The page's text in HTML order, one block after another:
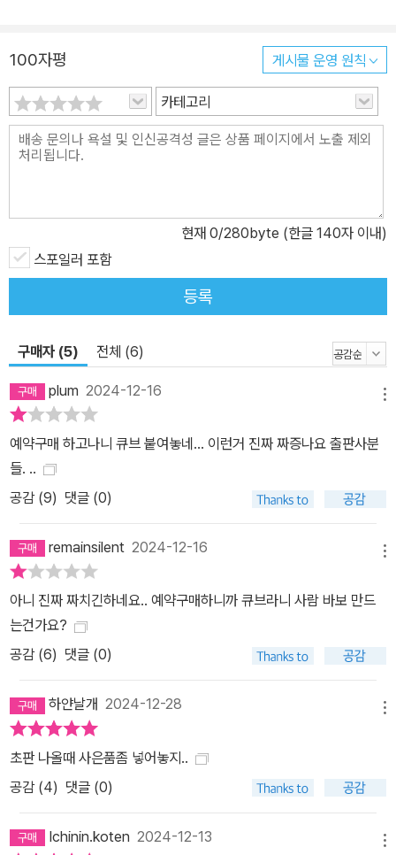
자와 호노부는 『요네자와 호노부와 고전부』(김선영 옮김, 엘릭시르
펴냄, 2021)에서 이미 시리즈의 두 번째 장편 『여름철 한정 트로피컬
파르페 사건』을 쓸 때부터 『겨울철 한정 봉봉 쇼콜라 사건』에서“조지
핀 테이 『시간의 딸』과 같은 모티프를 사용할 생각”이라고 밝힌 바 있
다. 즉, 이번 작품에서 고바토는 ‘침대 탐정’이 되어 꼼짝없이 누운 채
나이가 병실 바깥에서 부지런히 움직이며 메시지 카드를 통해 고바토
와 함께 사건을 조사한다. 고바토의 과거 회상과 현재의 병원 생활이
교차하는 과정에서, 과거의 수수께끼는 서서히 현재의 수수께끼에 다
다른다. 과연 고바토가 당한 사고는 그저 불운에 따른 우연이었을까?
터리 시리즈인 ‘소시민’ 시리즈에 대하여, 작가는 “일상의 수수께끼를
그리는 ‘고전부’ 시리즈와 달리 이쪽(‘소시민’ 시리즈)은 벌어지는 사
건의 죄가 점점 무거워지는 게 숨은 테마”라고 설명하기도 했다. 실제
로 전작에서 고바토와 오사나이는 차례로 사기, 납치, 연쇄 방화 사건
면, 서로 관련 없어 보이던 복선들이 하나로 연결되며 규명하는 ‘배후
온당하고 타당한 관계로 청소년 탐정 콤비를 내세운 만큼 고바토와
오사나이, 두 사람의 성장과 변화는 ‘소시민’ 시리즈에서 언급하지 않
을 수 없는 관전 포인트다. ‘교활한 여우’ 고바토와 ‘음흉한 늑대’ 오사
나이는 자신들의 성격으로 인해 중학교 시절에 어떠한 실패를 겪었
고, 고등학교에 진학한 이후에는 같은 실패를 반복하지 않기 위해 서
로 호혜 관계를 약속하며‘소시민’으로서의 첫 발을 내디뎠다. (『봄철
한정 딸기 타르트 사건』) 단순한 친구 관계도 연인 관계도 아닌 채, 주
변 사람들과 마찰을 빚지 않기 위해 서로를 핑계로 이용하며 ‘눈에 띄
지 않’고 ‘시끄러운 일에 휘말리지 않’으며 평범한 나날을 지향하기로
한 것이다. 하지만 두 사람은 『여름철 한정 트로피컬 타르트 사건』에
께할 필요가 없음을 깨달았고, 상대에게 작별을 고했다. 그후 고바토
100자평 게시물 운영 원칙
카테고리
현재 0/280byte (한글 140자 이내)
스포일러 포함
등록
구매자 (5) 전체 (6)
plum 2024-12-16
예약구매 하고나니 큐브 붙여놓네... 이런거 진짜 짜증나요 출판사분
들. ..
공감 (9) 댓글 (0)
remainsilent 2024-12-16
아니 진짜 짜치긴하네요.. 예약구매하니까 큐브라니 사람 바보 만드
는건가요?
공감 (6) 댓글 (0)
하얀날개 2024-12-28
초판 나올때 사은품좀 넣어놓지..
공감 (4) 댓글 (0)
Ichinin.koten 2024-12-13